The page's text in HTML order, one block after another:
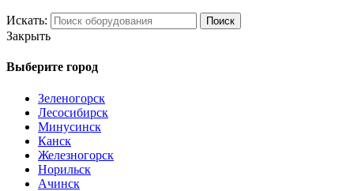
Искать: Поиск
Закрыть
Выберите город
Зеленогорск
Лесосибирск
Минусинск
Канск
Железногорск
Норильск
Ачинск